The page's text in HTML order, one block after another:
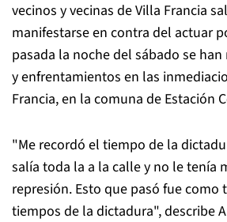
vecinos y vecinas de Villa Francia
manifestarse en contra del actuar
pasada la noche del sábado se
y enfrentamientos en las
Francia, en la comuna de Estación
"Me recordó el tiempo de la
salía toda la a la calle y no le tenía
represión. Esto que pasó fue como
tiempos de la dictadura", describe